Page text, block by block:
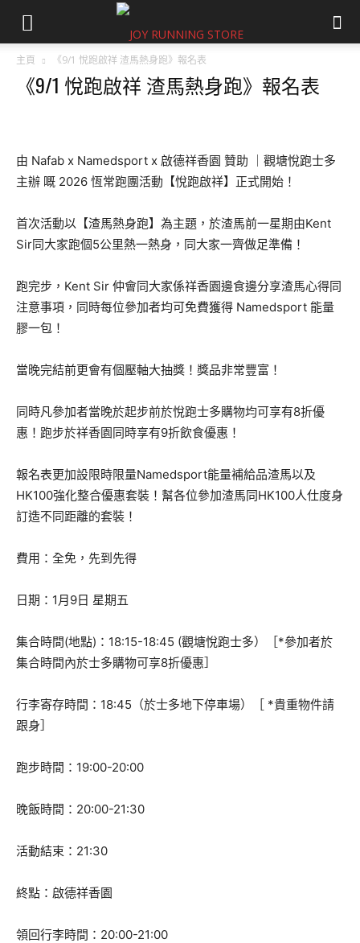
主頁 《9/1 悅跑啟祥 渣馬熱身跑》報名表
《9/1 悅跑啟祥 渣馬熱身跑》報名表
由 Nafab x Namedsport x 啟德祥香園 贊助 ｜觀塘悅跑士多
主辦 嘅 2026 恆常跑團活動【悅跑啟祥】正式開始！
首次活動以【渣馬熱身跑】為主題，於渣馬前一星期由Kent
Sir同大家跑個5公里熱一熱身，同大家一齊做足準備！
跑完步，Kent Sir 仲會同大家係祥香園邊食邊分享渣馬心得同
注意事項，同時每位參加者均可免費獲得 Namedsport 能量
膠一包！
當晚完結前更會有個壓軸大抽獎！獎品非常豐富！
同時凡參加者當晚於起步前於悅跑士多購物均可享有8折優
惠！跑步於祥香園同時享有9折飲食優惠！
報名表更加設限時限量Namedsport能量補給品渣馬以及
HK100強化整合優惠套裝！幫各位參加渣馬同HK100人仕度身
訂造不同距離的套裝！
費用：全免，先到先得
日期：1月9日 星期五
集合時間(地點)：18:15-18:45 (觀塘悅跑士多）［*參加者於
集合時間內於士多購物可享8折優惠］
行李寄存時間：18:45（於士多地下停車場）［ *貴重物件請
跟身］
跑步時間：19:00-20:00
晚飯時間：20:00-21:30
活動結束：21:30
終點：啟德祥香園
領回行李時間：20:00-21:00